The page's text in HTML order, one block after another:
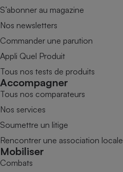
S’abonner au magazine
Nos newsletters
Commander une parution
Appli Quel Produit
Tous nos tests de produits
Accompagner
Tous nos comparateurs
Nos services
Soumettre un litige
Rencontrer une association locale
Mobiliser
Combats